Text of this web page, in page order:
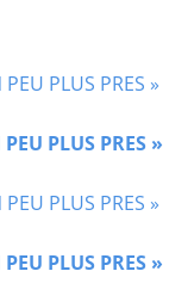
PLUS PRES »
PLUS PRES »